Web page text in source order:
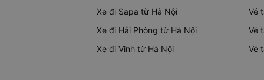
Xe đi Sapa từ Hà Nội
Xe đi Hải Phòng từ Hà Nội
Xe đi Vinh từ Hà Nội
Vé
Vé
Vé